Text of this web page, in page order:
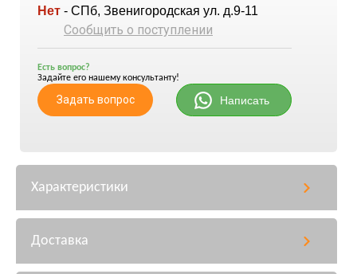
Нет - СПб, Звенигородская ул. д.9-11
Сообщить о поступлении
Есть вопрос?
Задайте его нашему консультанту!
Задать вопрос Написать
Характеристики
Доставка